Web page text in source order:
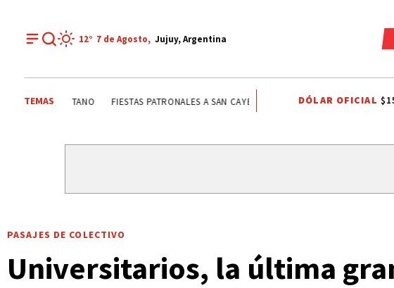
12° 7 de Agosto, Jujuy, Argentina
TEMAS EL FUERTE FIESTAS PATRONALES A SAN CAYETANO FIESTAS PATRONALES
DÓLAR OFICIAL
PASAJES DE COLECTIVO
Universitarios, la última